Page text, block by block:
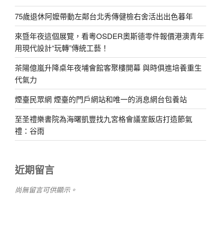
75歲退休阿嬤帶動左鄰台北秀傳健檢右舍活出出色暮年
來暨年夜這個展覽，看粵OSDER奧斯德零件報價港澳青年
用現代設計“玩轉”傳統工藝！
茶陽億嵐升降桌年夜埔會館客聚樓開幕 與時俱進培養重生
代氣力
煙臺民眾網 煙臺的門戶網站和唯一的消息網台包養站
至圣禮樂書院為海曙凱豐找九宮格會議室飯店打造節氣
禮：谷雨
近期留言
尚無留言可供顯示。